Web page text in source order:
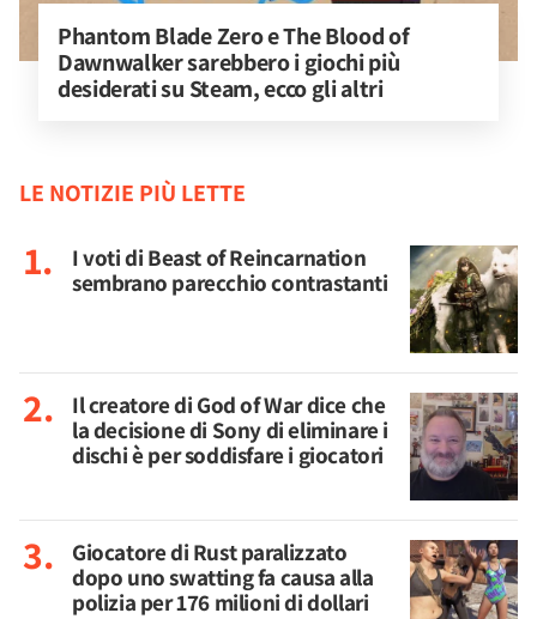
Phantom Blade Zero e The Blood of
Dawnwalker sarebbero i giochi più
desiderati su Steam, ecco gli altri
LE NOTIZIE PIÙ LETTE
I voti di Beast of Reincarnation
sembrano parecchio contrastanti
Il creatore di God of War dice che
la decisione di Sony di eliminare i
dischi è per soddisfare i giocatori
Giocatore di Rust paralizzato
dopo uno swatting fa causa alla
polizia per 176 milioni di dollari